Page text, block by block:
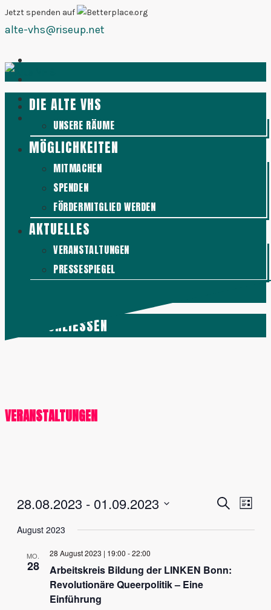
Zum
Inhalt
Jetzt spenden auf
alte-vhs@riseup.net
DIE ALTE VHS
UNSERE RÄUME
MÖGLICHKEITEN
MITMACHEN
SPENDEN
FÖRDERMITGLIED WERDEN
AKTUELLES
VERANSTALTUNGEN
PRESSESPIEGEL
SCHLIESSEN
VERANSTALTUNGEN
und
Navigation
Suche
Liste
28.08.2023 - 01.09.2023
August 2023
MO.
28
28 August 2023 | 19:00 -22:00
Arbeitskreis Bildung der LINKEN Bonn:
Revolutionäre Queerpolitik – Eine
Einführung